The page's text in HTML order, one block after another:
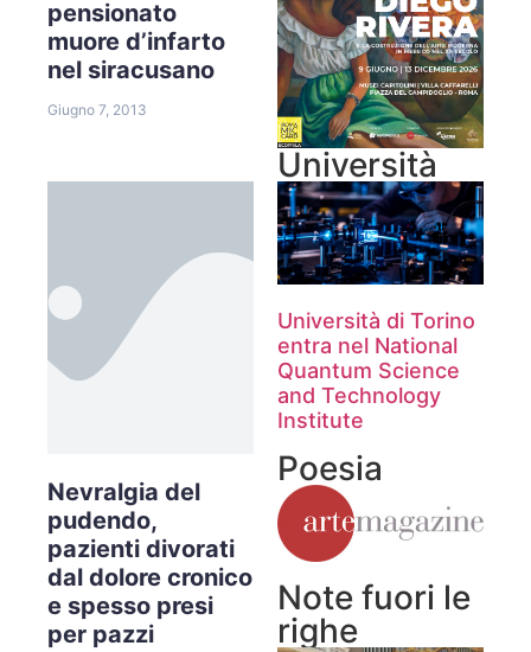
pensionato
muore d’infarto
nel siracusano
Giugno 7, 2013
Nevralgia del
pudendo,
pazienti divorati
dal dolore cronico
e spesso presi
per pazzi
Università
Università di Torino
entra nel National
Quantum Science
and Technology
Institute
Poesia
Note fuori le
righe